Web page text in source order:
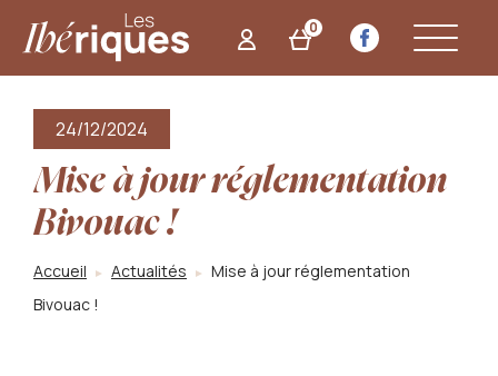
0
24/12/2024
Mise à jour réglementation
Bivouac !
Accueil Actualités
Mise à jour réglementation
Bivouac !
Panneau de gestion des cookies